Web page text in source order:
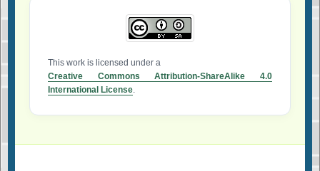
This work is licensed under a
Creative Commons Attribution-ShareAlike 4.0
International License